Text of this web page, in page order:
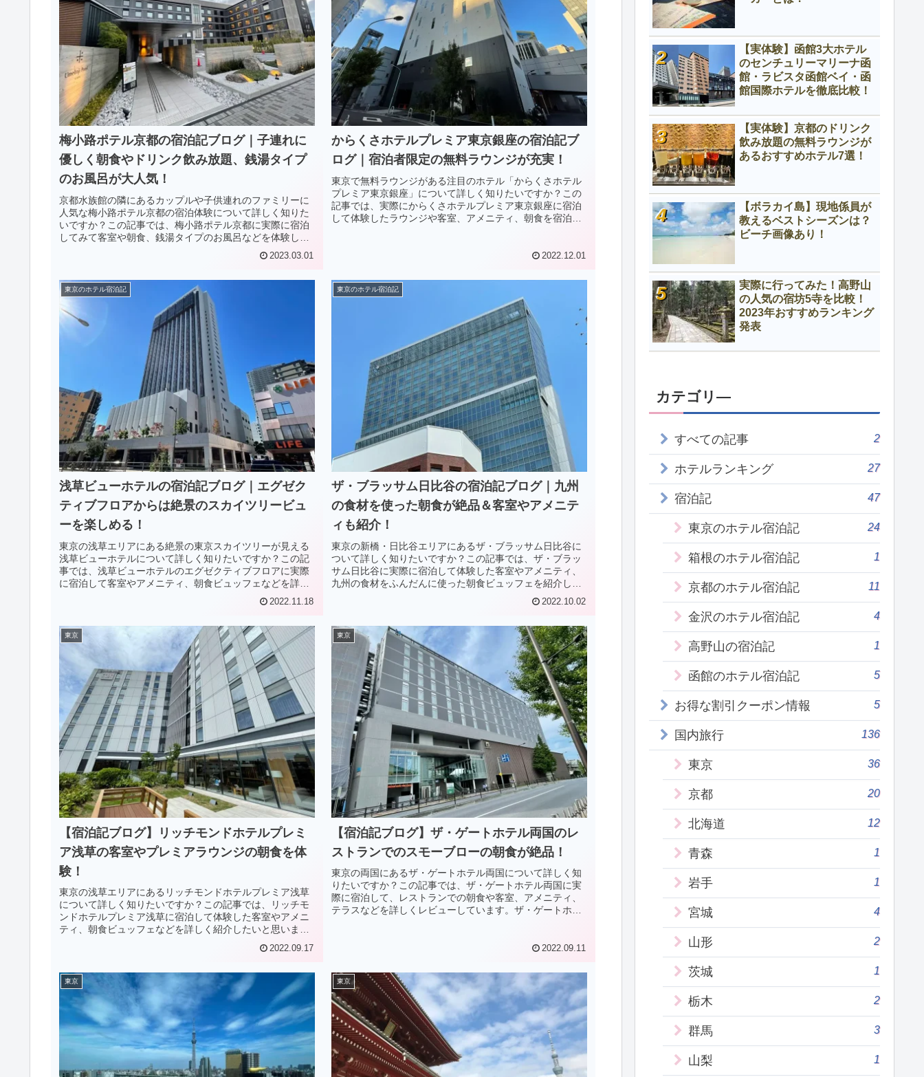
梅小路ポテル京都の宿泊記ブログ｜子連れに
優しく朝食やドリンク飲み放題、銭湯タイプ
のお風呂が大人気！
京都水族館の隣にあるカップルや子供連れのファミリーに
人気な梅小路ポテル京都の宿泊体験について詳しく知りた
いですか？この記事では、梅小路ポテル京都に実際に宿泊
してみて客室や朝食、銭湯タイプのお風呂などを体験した
2023.03.01
からくさホテルプレミア東京銀座の宿泊記ブ
ログ｜宿泊者限定の無料ラウンジが充実！
東京で無料ラウンジがある注目のホテル「からくさホテル
プレミア東京銀座」について詳しく知りたいですか？この
記事では、実際にからくさホテルプレミア東京銀座に宿泊
して体験したラウンジや客室、アメニティ、朝食を宿泊記
2022.12.01
東京のホテル宿泊記
浅草ビューホテルの宿泊記ブログ｜エグゼク
ティブフロアからは絶景のスカイツリービュ
ーを楽しめる！
東京の浅草エリアにある絶景の東京スカイツリーが見える
浅草ビューホテルについて詳しく知りたいですか？この記
事では、浅草ビューホテルのエグゼクティブフロアに実際
に宿泊して客室やアメニティ、朝食ビュッフェなどを詳し
2022.11.18
東京のホテル宿泊記
ザ・ブラッサム日比谷の宿泊記ブログ｜九州
の食材を使った朝食が絶品＆客室やアメニテ
ィも紹介！
東京の新橋・日比谷エリアにあるザ・ブラッサム日比谷に
ついて詳しく知りたいですか？この記事では、ザ・ブラッ
サム日比谷に実際に宿泊して体験した客室やアメニティ、
九州の食材をふんだんに使った朝食ビュッフェを紹介して
います。ザ・ブラッサム日比谷について知りたい人は必見
2022.10.02
東京
【宿泊記ブログ】リッチモンドホテルプレミ
ア浅草の客室やプレミアラウンジの朝食を体
験！
東京の浅草エリアにあるリッチモンドホテルプレミア浅草
について詳しく知りたいですか？この記事では、リッチモ
ンドホテルプレミア浅草に宿泊して体験した客室やアメニ
ティ、朝食ビュッフェなどを詳しく紹介したいと思いま
2022.09.17
東京
【宿泊記ブログ】ザ・ゲートホテル両国のレ
ストランでのスモーブローの朝食が絶品！
東京の両国にあるザ・ゲートホテル両国について詳しく知
りたいですか？この記事では、ザ・ゲートホテル両国に実
際に宿泊して、レストランでの朝食や客室、アメニティ、
テラスなどを詳しくレビューしています。ザ・ゲートホテ
2022.09.11
東京 東京
【実体験】函館3大ホテル
のセンチュリーマリーナ函
館・ラビスタ函館ベイ・函
館国際ホテルを徹底比較！
【実体験】京都のドリンク
飲み放題の無料ラウンジが
あるおすすめホテル7選！
【ボラカイ島】現地係員が
教えるベストシーズンは？
ビーチ画像あり！
実際に行ってみた！高野山
の人気の宿坊5寺を比較！
2023年おすすめランキング
発表
カテゴリ―
すべての記事 2
ホテルランキング 27
宿泊記 47
東京のホテル宿泊記 24
箱根のホテル宿泊記 1
京都のホテル宿泊記 11
金沢のホテル宿泊記 4
高野山の宿泊記 1
函館のホテル宿泊記 5
お得な割引クーポン情報 5
国内旅行 136
東京 36
京都 20
北海道 12
青森 1
岩手 1
宮城 4
山形 2
茨城 1
栃木 2
群馬 3
山梨 1